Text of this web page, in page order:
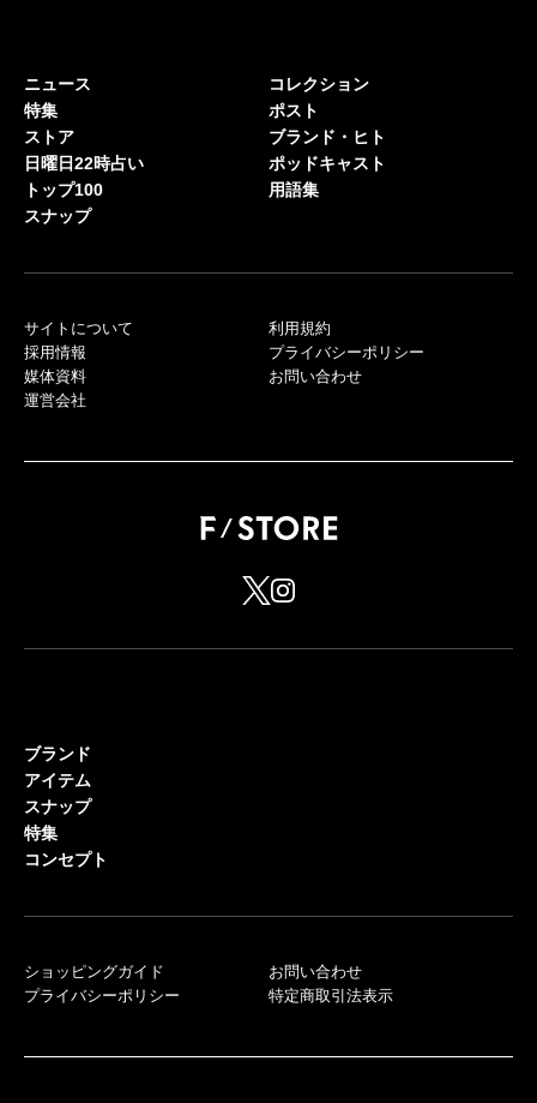
ニュース
特集
ストア
日曜日22時占い
トップ100
スナップ
コレクション
ポスト
ブランド・ヒト
ポッドキャスト
用語集
サイトについて
採用情報
媒体資料
運営会社
利用規約
プライバシーポリシー
お問い合わせ
ブランド
アイテム
スナップ
特集
コンセプト
ショッピングガイド
プライバシーポリシー
お問い合わせ
特定商取引法表示